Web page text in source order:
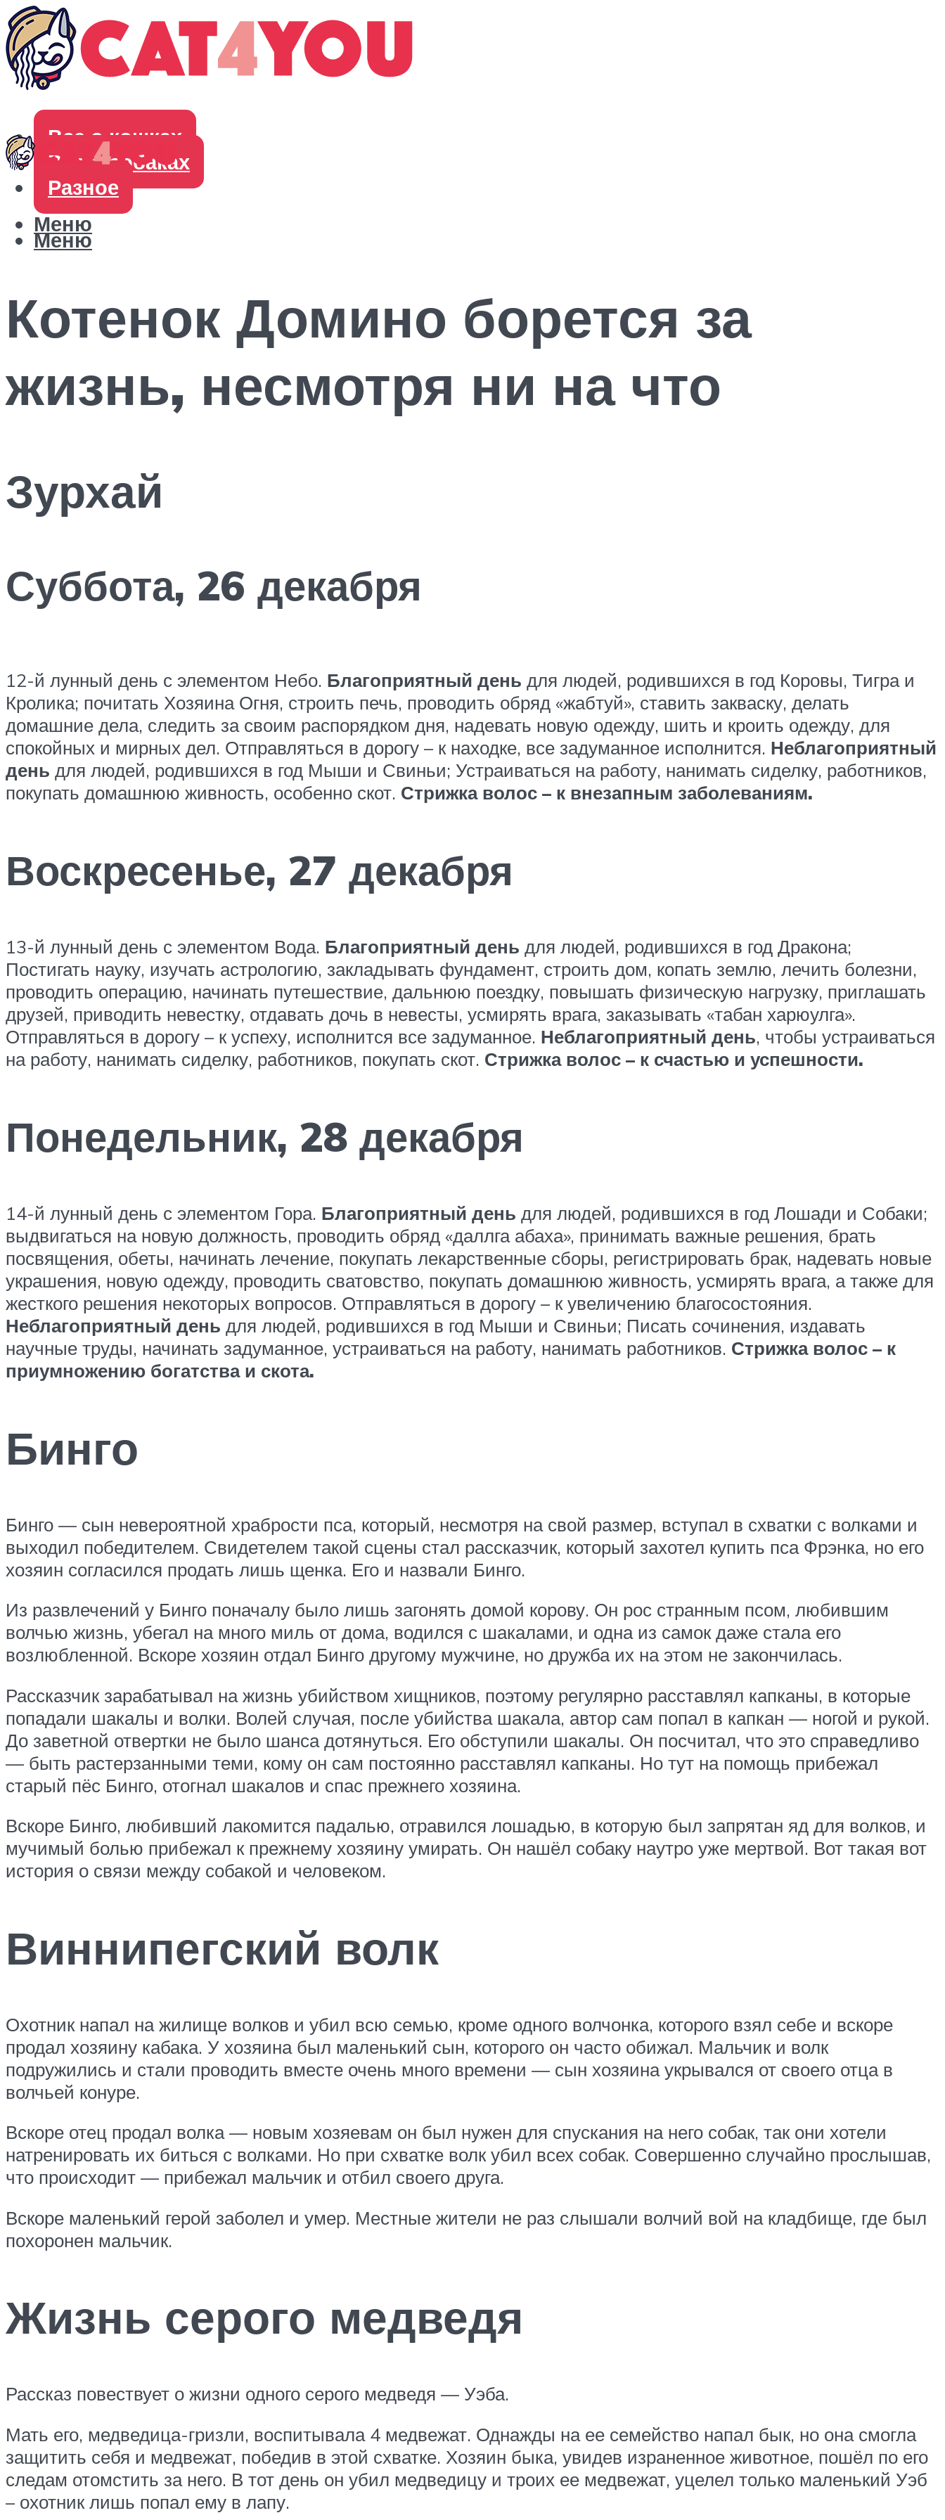
Все о кошках
Все о собаках
Разное
Меню
Меню
Котенок Домино борется за
жизнь, несмотря ни на что
Зурхай
Суббота, 26 декабря
12-й лунный день с элементом Небо. Благоприятный день для людей, родившихся в год Коровы, Тигра и
Кролика; почитать Хозяина Огня, строить печь, проводить обряд «жабтуй», ставить закваску, делать
домашние дела, следить за своим распорядком дня, надевать новую одежду, шить и кроить одежду, для
спокойных и мирных дел. Отправляться в дорогу – к находке, все задуманное исполнится. Неблагоприятный
день для людей, родившихся в год Мыши и Свиньи; Устраиваться на работу, нанимать сиделку, работников,
покупать домашнюю живность, особенно скот. Стрижка волос – к внезапным заболеваниям.
Воскресенье, 27 декабря
13-й лунный день с элементом Вода. Благоприятный день для людей, родившихся в год Дракона;
Постигать науку, изучать астрологию, закладывать фундамент, строить дом, копать землю, лечить болезни,
проводить операцию, начинать путешествие, дальнюю поездку, повышать физическую нагрузку, приглашать
друзей, приводить невестку, отдавать дочь в невесты, усмирять врага, заказывать «табан харюулга».
Отправляться в дорогу – к успеху, исполнится все задуманное. Неблагоприятный день, чтобы устраиваться
на работу, нанимать сиделку, работников, покупать скот. Стрижка волос – к счастью и успешности.
Понедельник, 28 декабря
14-й лунный день с элементом Гора. Благоприятный день для людей, родившихся в год Лошади и Собаки;
выдвигаться на новую должность, проводить обряд «даллга абаха», принимать важные решения, брать
посвящения, обеты, начинать лечение, покупать лекарственные сборы, регистрировать брак, надевать новые
украшения, новую одежду, проводить сватовство, покупать домашнюю живность, усмирять врага, а также для
жесткого решения некоторых вопросов. Отправляться в дорогу – к увеличению благосостояния.
Неблагоприятный день для людей, родившихся в год Мыши и Свиньи; Писать сочинения, издавать
научные труды, начинать задуманное, устраиваться на работу, нанимать работников. Стрижка волос – к
приумножению богатства и скота.
Бинго
Бинго — сын невероятной храбрости пса, который, несмотря на свой размер, вступал в схватки с волками и
выходил победителем. Свидетелем такой сцены стал рассказчик, который захотел купить пса Фрэнка, но его
хозяин согласился продать лишь щенка. Его и назвали Бинго.
Из развлечений у Бинго поначалу было лишь загонять домой корову. Он рос странным псом, любившим
волчью жизнь, убегал на много миль от дома, водился с шакалами, и одна из самок даже стала его
возлюбленной. Вскоре хозяин отдал Бинго другому мужчине, но дружба их на этом не закончилась.
Рассказчик зарабатывал на жизнь убийством хищников, поэтому регулярно расставлял капканы, в которые
попадали шакалы и волки. Волей случая, после убийства шакала, автор сам попал в капкан — ногой и рукой.
До заветной отвертки не было шанса дотянуться. Его обступили шакалы. Он посчитал, что это справедливо
— быть растерзанными теми, кому он сам постоянно расставлял капканы. Но тут на помощь прибежал
старый пёс Бинго, отогнал шакалов и спас прежнего хозяина.
Вскоре Бинго, любивший лакомится падалью, отравился лошадью, в которую был запрятан яд для волков, и
мучимый болью прибежал к прежнему хозяину умирать. Он нашёл собаку наутро уже мертвой. Вот такая вот
история о связи между собакой и человеком.
Виннипегский волк
Охотник напал на жилище волков и убил всю семью, кроме одного волчонка, которого взял себе и вскоре
продал хозяину кабака. У хозяина был маленький сын, которого он часто обижал. Мальчик и волк
подружились и стали проводить вместе очень много времени — сын хозяина укрывался от своего отца в
волчьей конуре.
Вскоре отец продал волка — новым хозяевам он был нужен для спускания на него собак, так они хотели
натренировать их биться с волками. Но при схватке волк убил всех собак. Совершенно случайно прослышав,
что происходит — прибежал мальчик и отбил своего друга.
Вскоре маленький герой заболел и умер. Местные жители не раз слышали волчий вой на кладбище, где был
похоронен мальчик.
Жизнь серого медведя
Рассказ повествует о жизни одного серого медведя — Уэба.
Мать его, медведица-гризли, воспитывала 4 медвежат. Однажды на ее семейство напал бык, но она смогла
защитить себя и медвежат, победив в этой схватке. Хозяин быка, увидев израненное животное, пошёл по его
следам отомстить за него. В тот день он убил медведицу и троих ее медвежат, уцелел только маленький Уэб
– охотник лишь попал ему в лапу.